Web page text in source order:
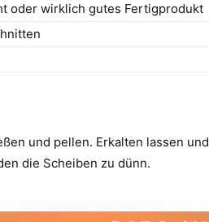
oder wirklich gutes Fertigprodukt
und pellen. Erkalten lassen und
die Scheiben zu dünn.